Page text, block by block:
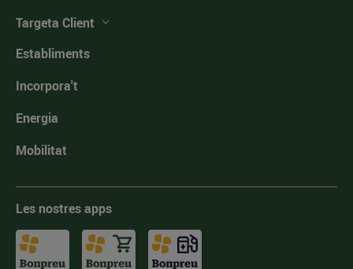
Targeta Client
Establiments
Incorpora't
Energia
Mobilitat
Les nostres apps